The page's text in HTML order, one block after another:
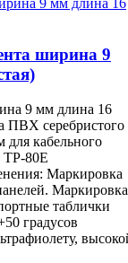
ширина 9
9 мм длина 16
ПВХ серебристого
кабельного
TP-80E
Маркировка
Маркировка
таблички
градусов